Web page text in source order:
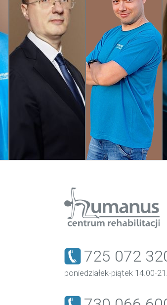
725 072
poniedziałek-piątek 14.00-